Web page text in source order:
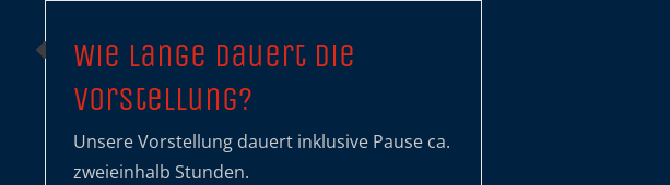
Wie lange dauert die
Vorstellung?
Unsere Vorstellung dauert inklusive Pause ca.
zweieinhalb Stunden.